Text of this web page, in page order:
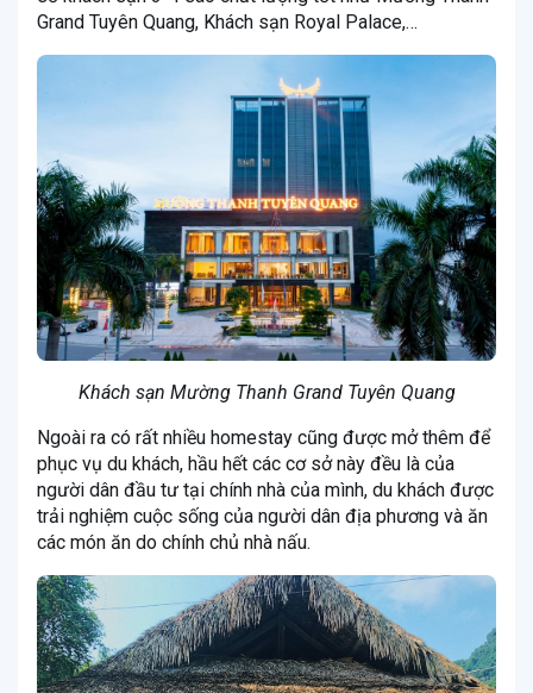
Grand Tuyên Quang, Khách sạn Royal Palace,…
Khách sạn Mường Thanh Grand Tuyên Quang
Ngoài ra có rất nhiều homestay cũng được mở thêm để
phục vụ du khách, hầu hết các cơ sở này đều là của
người dân đầu tư tại chính nhà của mình, du khách được
trải nghiệm cuộc sống của người dân địa phương và ăn
các món ăn do chính chủ nhà nấu.